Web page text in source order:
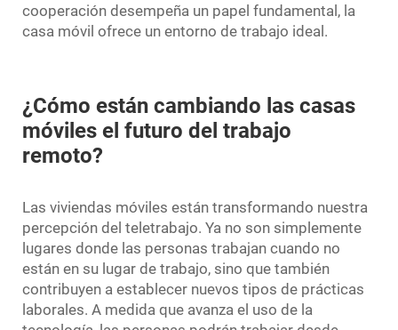
cooperación desempeña un papel fundamental, la
casa móvil ofrece un entorno de trabajo ideal.
¿Cómo están cambiando las casas
móviles el futuro del trabajo
remoto?
Las viviendas móviles están transformando nuestra
percepción del teletrabajo. Ya no son simplemente
lugares donde las personas trabajan cuando no
están en su lugar de trabajo, sino que también
contribuyen a establecer nuevos tipos de prácticas
laborales. A medida que avanza el uso de la